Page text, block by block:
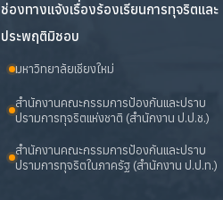
ช่องทางแจ้งเรื่องร้องเรียนการทุจริตและ
ประพฤติมิชอบ
มหาวิทยาลัยเชียงใหม่
สำนักงานคณะกรรมการป้องกันและปราบ
ปรามการทุจริตแห่งชาติ (สำนักงาน ป.ป.ช.)
สำนักงานคณะกรรมการป้องกันและปราบ
ปรามการทุจริตในภาครัฐ (สำนักงาน ป.ป.ท.)